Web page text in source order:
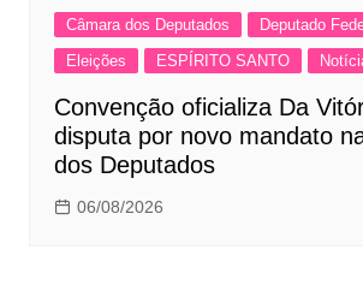
Câmara dos Deputados
Deputado
Eleições
ESPÍRITO SANTO
Convenção oficializa Da
disputa por novo mandato
dos Deputados
06/08/2026